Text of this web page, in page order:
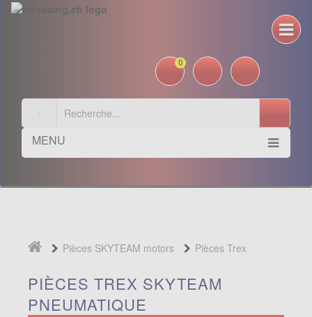
0
MENU
Pièces SKYTEAM motors
Pièces Trex
Skyteam
Pneumatique
PIÈCES TREX SKYTEAM
PNEUMATIQUE